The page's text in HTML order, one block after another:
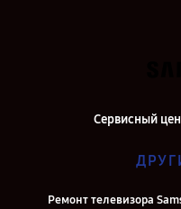
Сервисный
Ремонт телевизора